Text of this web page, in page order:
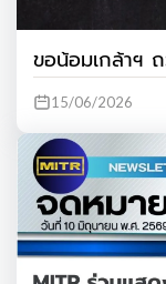
ขอน้อมเกล้าฯ
ลูกเธอ เจ้าฟ้า
หลวงราชสาริณี
15/06/2026